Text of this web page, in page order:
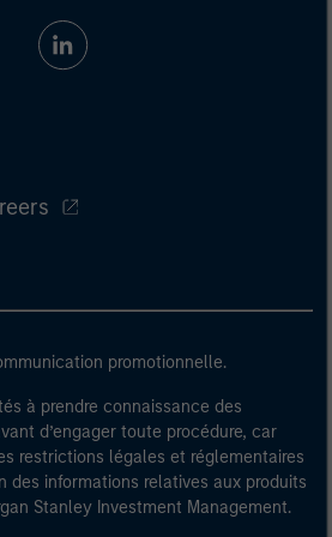
promotionnelle.
à prendre connaissance des
d’engager toute procédure, car
restrictions légales et réglementaires
des informations relatives aux produits
Stanley Investment Management.